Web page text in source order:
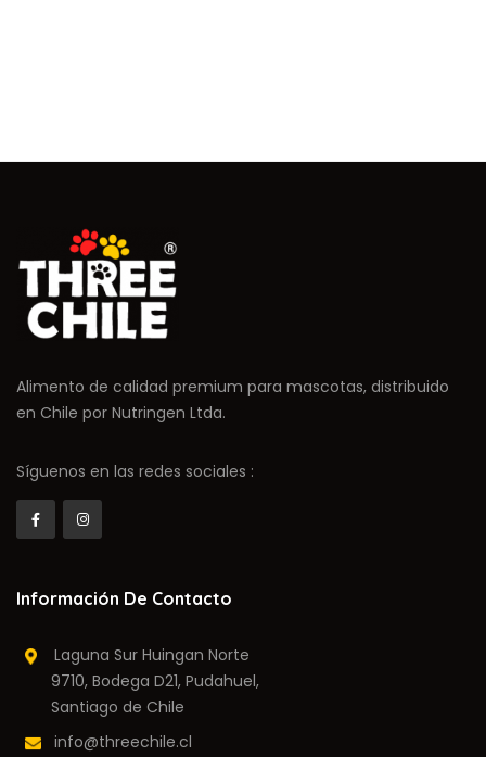
Alimento de calidad premium para mascotas, distribuido
en Chile por Nutringen Ltda.
Síguenos en las redes sociales :
Información De Contacto
Laguna Sur Huingan Norte
9710, Bodega D21, Pudahuel,
Santiago de Chile
info@threechile.cl